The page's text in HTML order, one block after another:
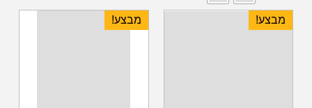
מבצע! מבצע!